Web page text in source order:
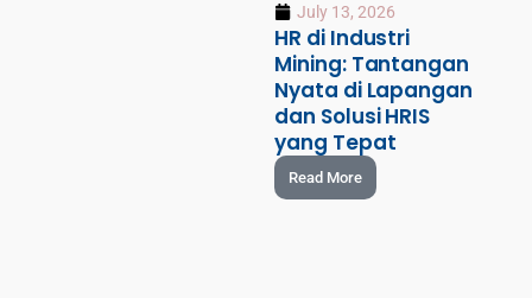
July 13, 2026
HR di Industri
Mining: Tantangan
Nyata di Lapangan
dan Solusi HRIS
yang Tepat
Read More